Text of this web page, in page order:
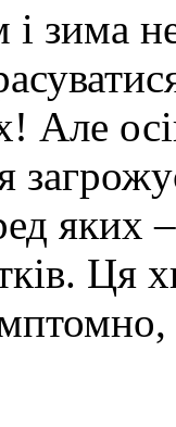
і зима
Але
яких
Ця